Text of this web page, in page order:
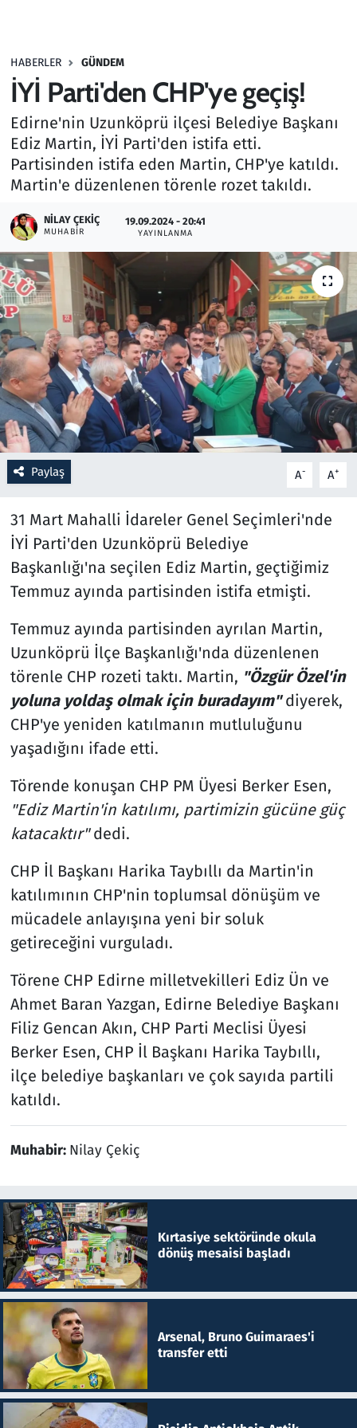
HABERLER GÜNDEM
İYİ Parti'den CHP'ye geçiş!
Edirne'nin Uzunköprü ilçesi Belediye Başkanı
Ediz Martin, İYİ Parti'den istifa etti.
Partisinden istifa eden Martin, CHP'ye katıldı.
Martin'e düzenlenen törenle rozet takıldı.
NILAY ÇEKIÇ
MUHABIR
19.09.2024 - 20:41
YAYINLANMA
Paylaş A- A+
31 Mart Mahalli İdareler Genel Seçimleri'nde
İYİ Parti'den Uzunköprü Belediye
Başkanlığı'na seçilen Ediz Martin, geçtiğimiz
Temmuz ayında partisinden istifa etmişti.
Temmuz ayında partisinden ayrılan Martin,
Uzunköprü İlçe Başkanlığı'nda düzenlenen
törenle CHP rozeti taktı. Martin, "Özgür Özel'in
yoluna yoldaş olmak için buradayım"diyerek,
CHP'ye yeniden katılmanın mutluluğunu
yaşadığını ifade etti.
Törende konuşan CHP PM Üyesi Berker Esen,
"Ediz Martin'in katılımı, partimizin gücüne güç
katacaktır"dedi.
CHP İl Başkanı Harika Taybıllı da Martin'in
katılımının CHP'nin toplumsal dönüşüm ve
mücadele anlayışına yeni bir soluk
getireceğini vurguladı.
Törene CHP Edirne milletvekilleri Ediz Ün ve
Ahmet Baran Yazgan, Edirne Belediye Başkanı
Filiz Gencan Akın, CHP Parti Meclisi Üyesi
Berker Esen, CHP İl Başkanı Harika Taybıllı,
ilçe belediye başkanları ve çok sayıda partili
katıldı.
Muhabir: Nilay Çekiç
Kırtasiye sektöründe okula
dönüş mesaisi başladı
Arsenal, Bruno Guimaraes'i
transfer etti
Haber
Kurumsal Haberler
Lezzet Durağı
Memur ve Kamu
Otomobil
Oyun
Ramazan
Resmi İlanlar
Rüya Tabirleri
Sağlık
Savunma Sanayi
Seçim 2023
Spor
Teknoloji ve Bilim
Televizyon